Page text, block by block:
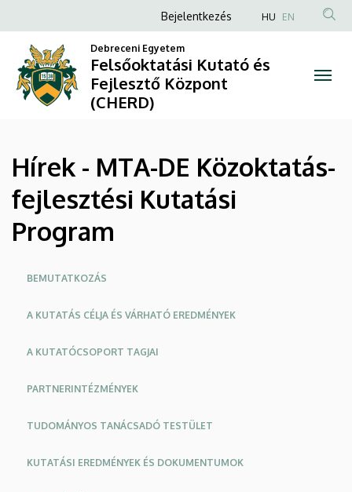
MTA-
fejlesztési
Kutatási
Program
Felsőoktatási
Kutató
Fejlesztő
Központ
(CHERD)
a
tartalomra
Anonim
fiók
menüje
Bejelentkezés HU EN
Debreceni Egyetem
Felsőoktatási Kutató és
Fejlesztő Központ
(CHERD)
Hírek - MTA-DE Közoktatás-
fejlesztési Kutatási
Program
Oldalmenü
BEMUTATKOZÁS
A KUTATÁS CÉLJA ÉS VÁRHATÓ EREDMÉNYEK
A KUTATÓCSOPORT TAGJAI
PARTNERINTÉZMÉNYEK
TUDOMÁNYOS TANÁCSADÓ TESTÜLET
KUTATÁSI EREDMÉNYEK ÉS DOKUMENTUMOK